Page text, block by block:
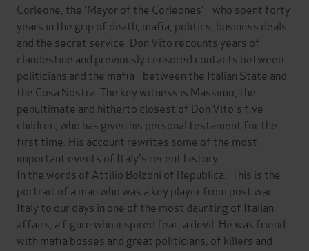
Corleone, the 'Mayor of the Corleones' - who spent forty
years in the grip of death, mafia, politics, business deals
and the secret service. Don Vito recounts years of
clandestine and previously censored contacts between
politicians and the mafia - between the Italian State and
the Cosa Nostra. The key witness is Massimo, the
penultimate and hitherto closest of Don Vito's five
children, who has given his personal testament for the
first time. His account rewrites some of the most
important events of Italy's recent history.
In the words of Attilio Bolzoni of Republica: 'This is the
portrait of a man who was a key player from post war
Italy to our days in one of the most daunting of Italian
affairs, a figure who inspired fear, a devil. He was friend
with mafia bosses and great politicians, of killers and